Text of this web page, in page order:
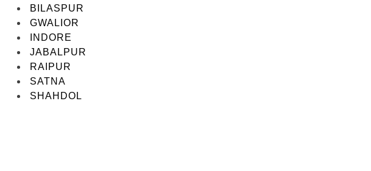
BILASPUR
GWALIOR
INDORE
JABALPUR
RAIPUR
SATNA
SHAHDOL